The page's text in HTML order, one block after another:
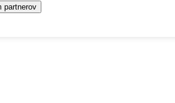
partnerov